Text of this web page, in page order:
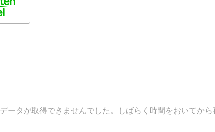
データが取得できませんでした。しばらく時間をおいてから